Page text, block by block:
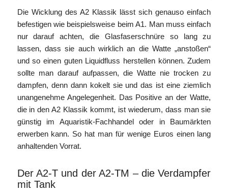
Die Wicklung des A2 Klassik lässt sich genauso einfach
befestigen wie beispielsweise beim A1. Man muss einfach
nur darauf achten, die Glasfaserschnüre so lang zu
lassen, dass sie auch wirklich an die Watte „anstoßen“
und so einen guten Liquidfluss herstellen können. Zudem
sollte man darauf aufpassen, die Watte nie trocken zu
dampfen, denn dann kokelt sie und das ist eine ziemlich
unangenehme Angelegenheit. Das Positive an der Watte,
die in den A2 Klassik kommt, ist wiederum, dass man sie
günstig im Aquaristik-Fachhandel oder in Baumärkten
erwerben kann. So hat man für wenige Euros einen lang
anhaltenden Vorrat.
Der A2-T und der A2-TM – die Verdampfer
mit Tank